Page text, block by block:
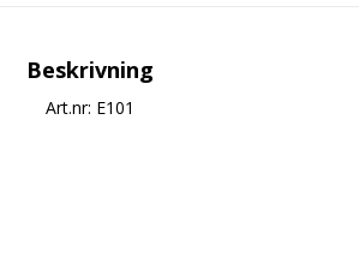
Beskrivning
Art.nr: E101